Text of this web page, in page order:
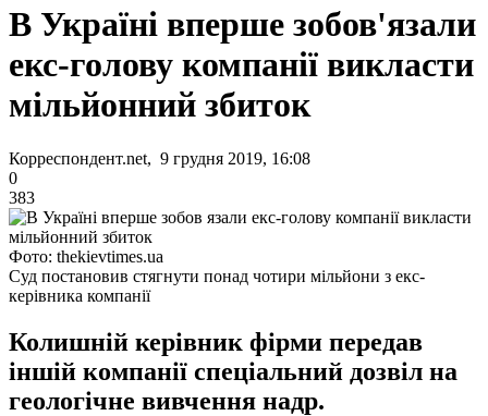
В Україні вперше зобов'язали
екс-голову компанії викласти
мільйонний збиток
Корреспондент.net, 9 грудня 2019, 16:08
0
383
Фото: thekievtimes.ua
Суд постановив стягнути понад чотири мільйони з екс-
керівника компанії
Колишній керівник фірми передав
іншій компанії спеціальний дозвіл на
геологічне вивчення надр.